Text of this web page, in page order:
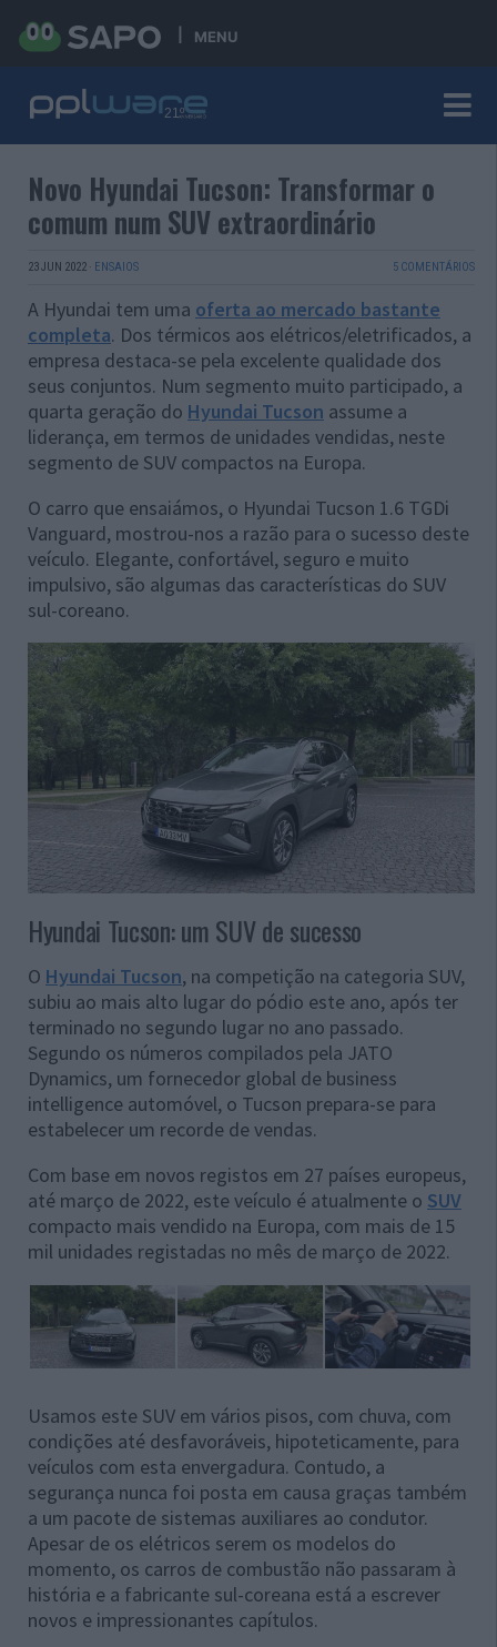
MENU
Novo Hyundai Tucson: Transformar o
comum num SUV extraordinário
23 JUN 2022 · ENSAIOS 5 COMENTÁRIOS
A Hyundai tem uma oferta ao mercado bastante
completa. Dos térmicos aos elétricos/eletrificados, a
empresa destaca-se pela excelente qualidade dos
seus conjuntos. Num segmento muito participado, a
quarta geração do Hyundai Tucson assume a
liderança, em termos de unidades vendidas, neste
segmento de SUV compactos na Europa.
O carro que ensaiámos, o Hyundai Tucson 1.6 TGDi
Vanguard, mostrou-nos a razão para o sucesso deste
veículo. Elegante, confortável, seguro e muito
impulsivo, são algumas das características do SUV
sul-coreano.
Hyundai Tucson: um SUV de sucesso
O Hyundai Tucson, na competição na categoria SUV,
subiu ao mais alto lugar do pódio este ano, após ter
terminado no segundo lugar no ano passado.
Segundo os números compilados pela JATO
Dynamics, um fornecedor global de business
intelligence automóvel, o Tucson prepara-se para
estabelecer um recorde de vendas.
Com base em novos registos em 27 países europeus,
até março de 2022, este veículo é atualmente o SUV
compacto mais vendido na Europa, com mais de 15
mil unidades registadas no mês de março de 2022.
Usamos este SUV em vários pisos, com chuva, com
condições até desfavoráveis, hipoteticamente, para
veículos com esta envergadura. Contudo, a
segurança nunca foi posta em causa graças também
a um pacote de sistemas auxiliares ao condutor.
Apesar de os elétricos serem os modelos do
momento, os carros de combustão não passaram à
história e a fabricante sul-coreana está a escrever
novos e impressionantes capítulos.